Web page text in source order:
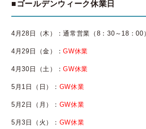
■ゴールデンウィーク休業日
4月28日（木）：通常営業（8：30～18：00）
4月29日（金）：GW休業
4月30日（土）：GW休業
5月1日（日）： GW休業
5月2日（月）： GW休業
5月3日（火）： GW休業